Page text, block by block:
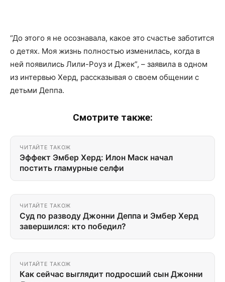
“До этого я не осознавала, какое это счастье заботится
о детях. Моя жизнь полностью изменилась, когда в
ней появились Лили-Роуз и Джек”, – заявила в одном
из интервью Херд, рассказывая о своем общении с
детьми Деппа.
Смотрите также:
ЧИТАЙТЕ ТАКОЖ
Эффект Эмбер Херд: Илон Маск начал
постить гламурные селфи
ЧИТАЙТЕ ТАКОЖ
Суд по разводу Джонни Деппа и Эмбер Херд
завершился: кто победил?
ЧИТАЙТЕ ТАКОЖ
Как сейчас выглядит подросший сын Джонни